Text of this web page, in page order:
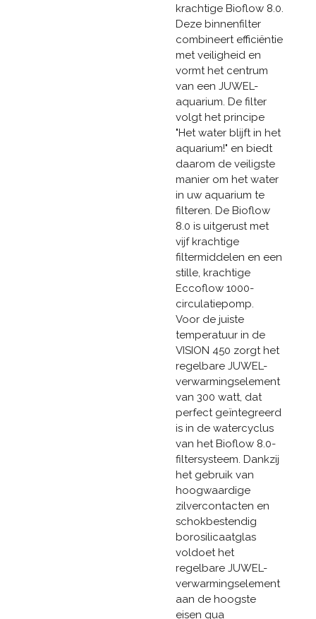
krachtige Bioflow 8.0.
Deze binnenfilter
combineert efficiëntie
met veiligheid en
vormt het centrum
van een JUWEL-
aquarium. De filter
volgt het principe
"Het water blijft in het
aquarium!" en biedt
daarom de veiligste
manier om het water
in uw ​​aquarium te
filteren. De Bioflow
8.0 is uitgerust met
vijf krachtige
filtermiddelen en een
stille, krachtige
Eccoflow 1000-
circulatiepomp.
Voor de juiste
temperatuur in de
VISION 450 zorgt het
regelbare JUWEL-
verwarmingselement
van 300 watt, dat
perfect geïntegreerd
is in de watercyclus
van het Bioflow 8.0-
filtersysteem. Dankzij
het gebruik van
hoogwaardige
zilvercontacten en
schokbestendig
borosilicaatglas
voldoet het
regelbare JUWEL-
verwarmingselement
aan de hoogste
eisen qua